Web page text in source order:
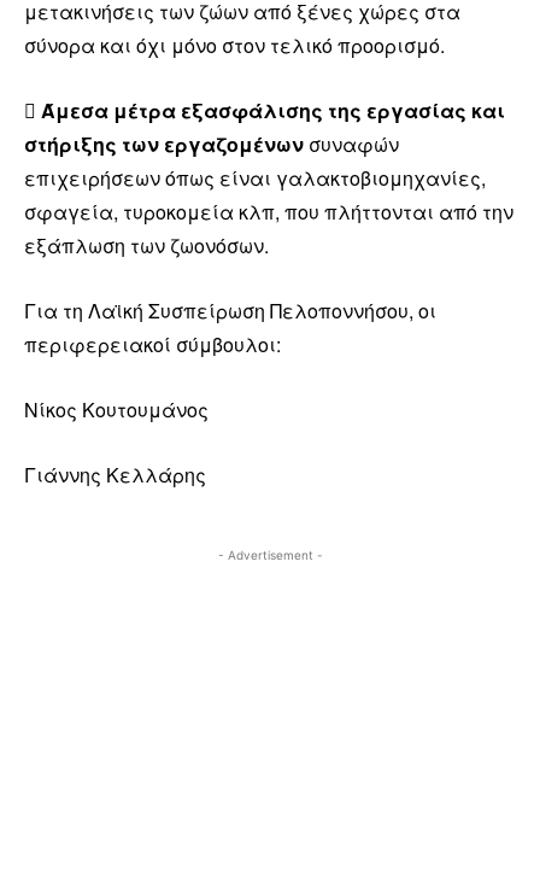
μετακινήσεις των ζώων από ξένες χώρες στα
σύνορα και όχι μόνο στον τελικό προορισμό.
 Άμεσα μέτρα εξασφάλισης της εργασίας και
στήριξης των εργαζομένων συναφών
επιχειρήσεων όπως είναι γαλακτοβιομηχανίες,
σφαγεία, τυροκομεία κλπ, που πλήττονται από την
εξάπλωση των ζωονόσων.
Για τη Λαϊκή Συσπείρωση Πελοποννήσου, οι
περιφερειακοί σύμβουλοι:
Νίκος Κουτουμάνος
Γιάννης Κελλάρης
- Advertisement -